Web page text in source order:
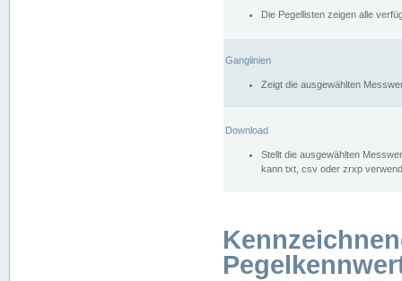
Die Pegellisten zeigen alle
Ganglinien
Zeigt die ausgewählten
Download
Stellt die ausgewählten
kann txt, csv oder zrxp